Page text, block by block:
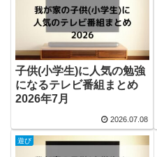
子供(小学生)に人気の勉強
になるテレビ番組まとめ
2026年7月
2026.07.08
遊び